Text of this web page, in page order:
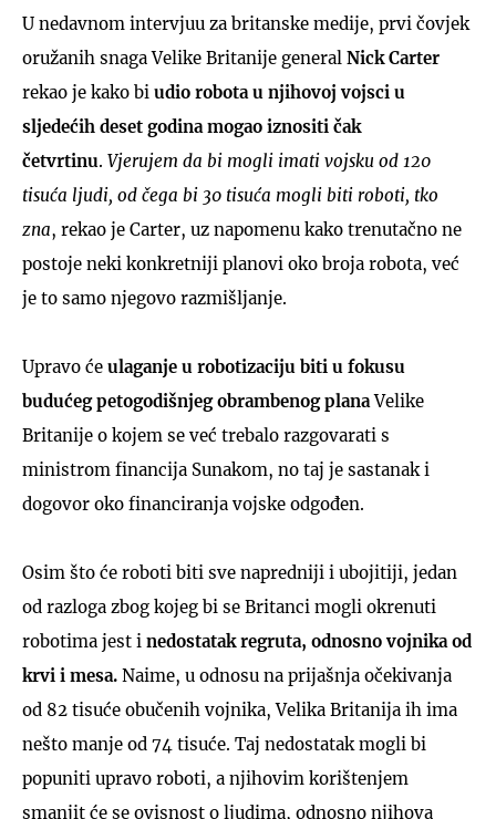
U nedavnom intervjuu za britanske medije, prvi čovjek
oružanih snaga Velike Britanije general Nick Carter
rekao je kako bi udio robota u njihovoj vojsci u
sljedećih deset godina mogao iznositi čak
četvrtinu. Vjerujem da bi mogli imati vojsku od 120
tisuća ljudi, od čega bi 30 tisuća mogli biti roboti, tko
zna, rekao je Carter, uz napomenu kako trenutačno ne
postoje neki konkretniji planovi oko broja robota, već
je to samo njegovo razmišljanje.
Upravo će ulaganje u robotizaciju biti u fokusu
budućeg petogodišnjeg obrambenog planaVelike
Britanije o kojem se već trebalo razgovarati s
ministrom financija Sunakom, no taj je sastanak i
dogovor oko financiranja vojske odgođen.
Osim što će roboti biti sve napredniji i ubojitiji, jedan
od razloga zbog kojeg bi se Britanci mogli okrenuti
robotima jest i nedostatak regruta, odnosno vojnika od
krvi i mesa. Naime, u odnosu na prijašnja očekivanja
od 82 tisuće obučenih vojnika, Velika Britanija ih ima
nešto manje od 74 tisuće. Taj nedostatak mogli bi
popuniti upravo roboti, a njihovim korištenjem
smanjit će se ovisnost o ljudima, odnosno njihova